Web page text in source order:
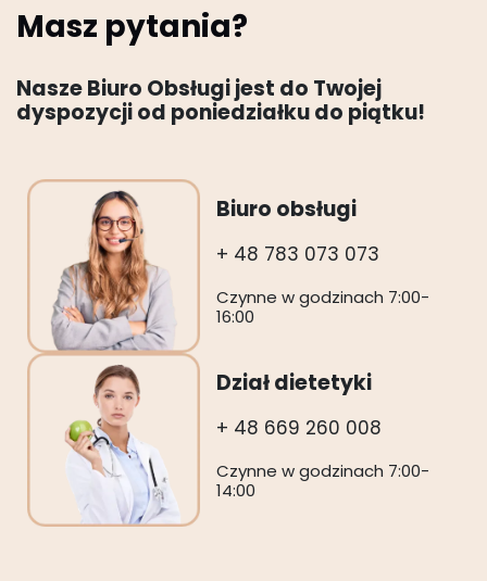
Masz pytania?
Nasze Biuro Obsługi jest do Twojej
dyspozycji od poniedziałku do piątku!
Biuro obsługi
+ 48 783 073 073
Czynne w godzinach 7:00-
16:00
Dział dietetyki
+ 48 669 260 008
Czynne w godzinach 7:00-
14:00